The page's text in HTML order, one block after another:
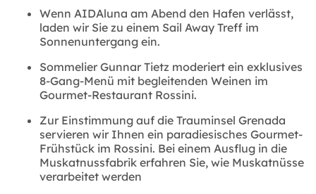
Wenn AIDAluna am Abend den Hafen verlässt,
laden wir Sie zu einem Sail Away Treff im
Sonnenuntergang ein.
Sommelier Gunnar Tietz moderiert ein exklusives
8-Gang-Menü mit begleitenden Weinen im
Gourmet-Restaurant Rossini.
Zur Einstimmung auf die Trauminsel Grenada
servieren wir Ihnen ein paradiesisches Gourmet-
Frühstück im Rossini. Bei einem Ausflug in die
Muskatnussfabrik erfahren Sie, wie Muskatnüsse
verarbeitet werden